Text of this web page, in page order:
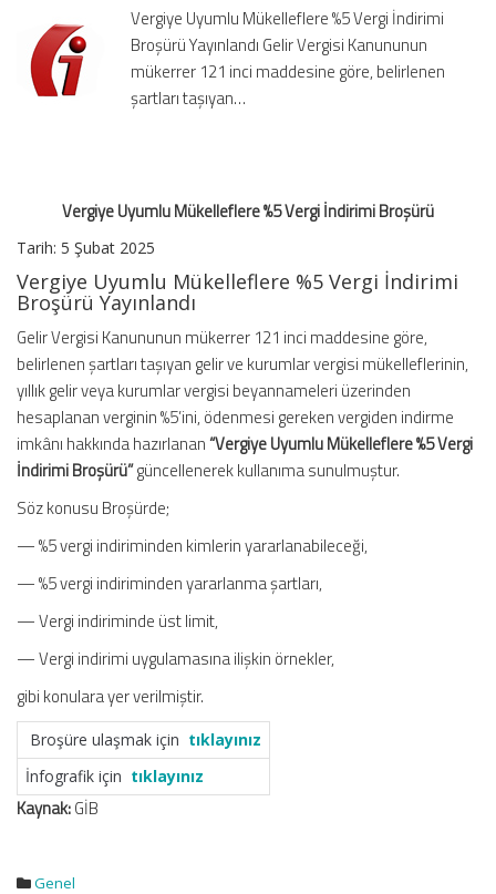
İndirimi
Broşürü
için
Vergiye Uyumlu Mükelleflere %5 Vergi İndirimi
Broşürü Yayınlandı Gelir Vergisi Kanununun
mükerrer 121 inci maddesine göre, belirlenen
şartları taşıyan…
Vergiye Uyumlu Mükelleflere %5 Vergi İndirimi Broşürü
Tarih: 5 Şubat 2025
Vergiye Uyumlu Mükelleflere %5 Vergi İndirimi
Broşürü Yayınlandı
Gelir Vergisi Kanununun mükerrer 121 inci maddesine göre,
belirlenen şartları taşıyan gelir ve kurumlar vergisi mükelleflerinin,
yıllık gelir veya kurumlar vergisi beyannameleri üzerinden
hesaplanan verginin %5’ini, ödenmesi gereken vergiden indirme
imkânı hakkında hazırlanan“Vergiye Uyumlu Mükelleflere %5 Vergi
İndirimi Broşürü”güncellenerek kullanıma sunulmuştur.
Söz konusu Broşürde;
— %5 vergi indiriminden kimlerin yararlanabileceği,
— %5 vergi indiriminden yararlanma şartları,
— Vergi indiriminde üst limit,
— Vergi indirimi uygulamasına ilişkin örnekler,
gibi konulara yer verilmiştir.
Broşüre ulaşmak için tıklayınız
İnfografik için tıklayınız
Kaynak:GİB
Genel